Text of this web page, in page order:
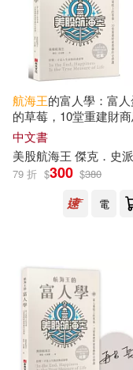
作者 (可複選)
美股航海王 傑
出版社 (可複選)
配送方式 (可複選)
可超商取貨(2)
航海王的富人學：富
的草莓，10堂重建財
必修課(上架3天登教育類
PODCAST排行榜冠軍)
中文書
美股航海王 傑克 ． 史
79 折 $300 $380
電